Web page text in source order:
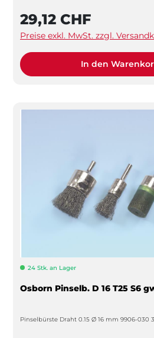
29,12 CHF
Preise exkl. MwSt. zzgl.
In den
24 Stk. an Lager
Osborn Pinselb. D 16 T25 S6
Pinselbürste Draht 0.15 Ø 16 mm 9906-030